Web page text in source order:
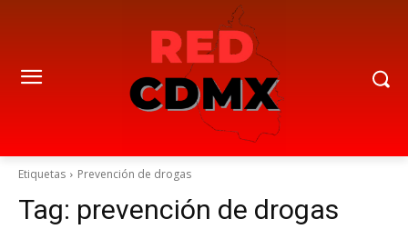
Etiquetas Prevención de drogas
Tag: prevención de drogas